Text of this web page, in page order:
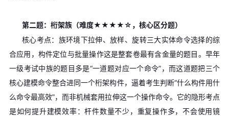
第二题：桁架族（难度★★★★☆，核心区分题）
核心考点：族环境下拉伸、放样、旋转三大实体命令选择的综
合应用，构件定位与批量操作这是整套卷最有含金量的题目。早年
一级考试中族的题目多是“一道题对应一个命令”，而这道题把三个
核心建模命令整合进同一个桁架构件，逼着考生判断“什么构件用什
么命令最高效”，而非机械套用拉伸这一个操作命令。它的隐形考点
是如何提升建模效率：杆件数量不少，重复操作多，不会使用镜